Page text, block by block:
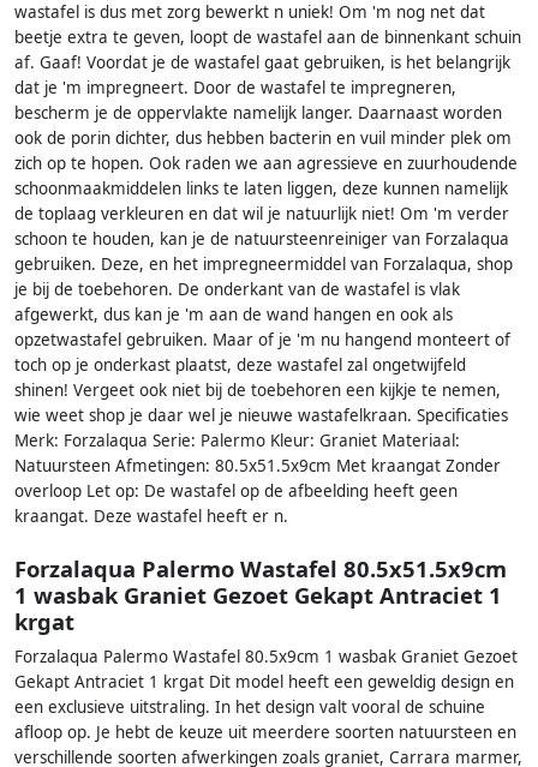
wastafel is dus met zorg bewerkt n uniek! Om 'm nog net dat
beetje extra te geven, loopt de wastafel aan de binnenkant schuin
af. Gaaf! Voordat je de wastafel gaat gebruiken, is het belangrijk
dat je 'm impregneert. Door de wastafel te impregneren,
bescherm je de oppervlakte namelijk langer. Daarnaast worden
ook de porin dichter, dus hebben bacterin en vuil minder plek om
zich op te hopen. Ook raden we aan agressieve en zuurhoudende
schoonmaakmiddelen links te laten liggen, deze kunnen namelijk
de toplaag verkleuren en dat wil je natuurlijk niet! Om 'm verder
schoon te houden, kan je de natuursteenreiniger van Forzalaqua
gebruiken. Deze, en het impregneermiddel van Forzalaqua, shop
je bij de toebehoren. De onderkant van de wastafel is vlak
afgewerkt, dus kan je 'm aan de wand hangen en ook als
opzetwastafel gebruiken. Maar of je 'm nu hangend monteert of
toch op je onderkast plaatst, deze wastafel zal ongetwijfeld
shinen! Vergeet ook niet bij de toebehoren een kijkje te nemen,
wie weet shop je daar wel je nieuwe wastafelkraan. Specificaties
Merk: Forzalaqua Serie: Palermo Kleur: Graniet Materiaal:
Natuursteen Afmetingen: 80.5x51.5x9cm Met kraangat Zonder
overloop Let op: De wastafel op de afbeelding heeft geen
kraangat. Deze wastafel heeft er n.
Forzalaqua Palermo Wastafel 80.5x51.5x9cm
1 wasbak Graniet Gezoet Gekapt Antraciet 1
krgat
Forzalaqua Palermo Wastafel 80.5x9cm 1 wasbak Graniet Gezoet
Gekapt Antraciet 1 krgat Dit model heeft een geweldig design en
een exclusieve uitstraling. In het design valt vooral de schuine
afloop op. Je hebt de keuze uit meerdere soorten natuursteen en
verschillende soorten afwerkingen zoals graniet, Carrara marmer,